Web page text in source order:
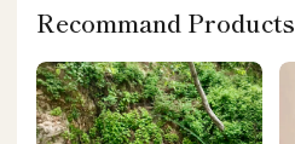
Recommand Products